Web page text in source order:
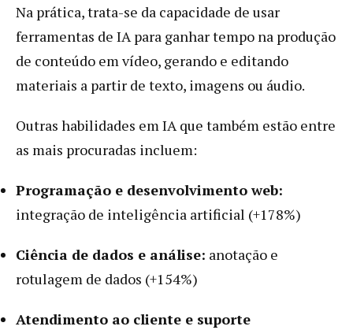
Na prática, trata-se da capacidade de usar
ferramentas de IA para ganhar tempo na produção
de conteúdo em vídeo, gerando e editando
materiais a partir de texto, imagens ou áudio.
Outras habilidades em IA que também estão entre
as mais procuradas incluem:
Programação e desenvolvimento web:
integração de inteligência artificial (+178%)
Ciência de dados e análise: anotação e
rotulagem de dados (+154%)
Atendimento ao cliente e suporte